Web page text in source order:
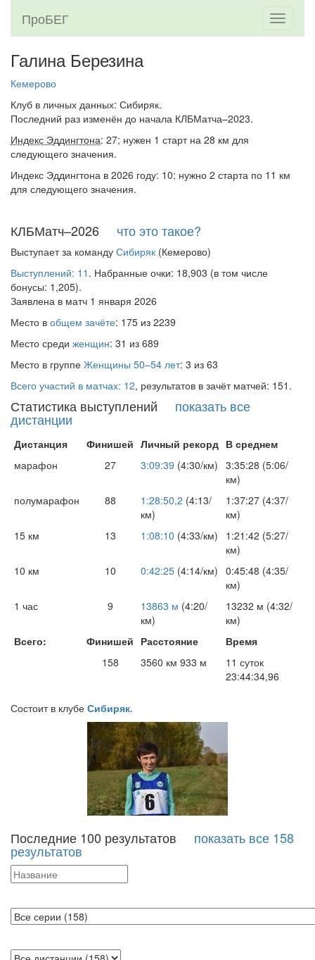
Toggle
ПроБЕГ
Галина Березина
Кемерово
Клуб в личных данных: Сибиряк.
Последний раз изменён до начала КЛБМатча–2023.
Индекс Эддингтона: 27; нужен 1 старт на 28 км для
следующего значения.
Индекс Эддингтона в 2026 году: 10; нужно 2 старта по 11 км
для следующего значения.
КЛБМатч–2026 что это такое?
Выступает за команду Сибиряк (Кемерово)
Выступлений: 11 . Набранные очки: 18,903 (в том числе
бонусы: 1,205).
Заявлена в матч 1 января 2026
Место в общем зачёте: 175 из 2239
Место среди женщин: 31 из 689
Место в группе Женщины 50–54 лет: 3 из 63
Всего участий в матчах: 12, результатов в зачёт матчей: 151.
Статистика выступлений показать все
дистанции
Дистанция Финишей Личный рекорд В среднем
марафон
27 3:09:39 (4:30/км) 3:35:28 (5:06/
км)
полумарафон
88 1:28:50,2 (4:13/
км)
1:37:27 (4:37/
км)
15 км
13 1:08:10 (4:33/км)
1:21:42 (5:27/
км)
10 км
10 0:42:25 (4:14/км) 0:45:48 (4:35/
км)
1 час
9 13863 м (4:20/
км)
13232 м (4:32/
км)
Всего:
Финишей Расстояние
Время
158
3560 км 933 м
11 суток
23:44:34,96
Состоит в клубе Сибиряк.
Последние 100 результатов показать все 158
результатов